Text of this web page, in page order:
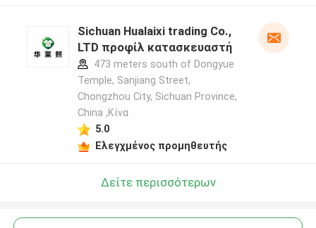
Sichuan Hualaixi trading Co.,
LTD προφίλ κατασκευαστή
473 meters south of Dongyue
Temple, Sanjiang Street,
Chongzhou City, Sichuan Province,
China ,Κίνα
5.0
Ελεγχμένος προμηθευτής
Δείτε περισσότερων